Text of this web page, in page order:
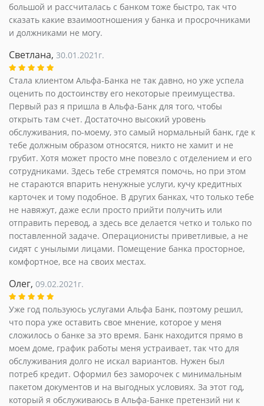
большой и рассчиталась с банком тоже быстро, так что
сказать какие взаимоотношения у банка и просрочниками
и должниками не могу.
Светлана, 30.01.2021г.
Стала клиентом Альфа-Банка не так давно, но уже успела
оценить по достоинству его некоторые преимущества.
Первый раз я пришла в Альфа-Банк для того, чтобы
открыть там счет. Достаточно высокий уровень
обслуживания, по-моему, это самый нормальный банк, где к
тебе должным образом относятся, никто не хамит и не
грубит. Хотя может просто мне повезло с отделением и его
сотрудниками. Здесь тебе стремятся помочь, но при этом
не стараются впарить ненужные услуги, кучу кредитных
карточек и тому подобное. В других банках, что только тебе
не навяжут, даже если просто прийти получить или
отправить перевод, а здесь все делается четко и только по
поставленной задаче. Операционисты приветливые, а не
сидят с унылыми лицами. Помещение банка просторное,
комфортное, все на своих местах.
Олег, 09.02.2021г.
Уже год пользуюсь услугами Альфа Банк, поэтому решил,
что пора уже оставить свое мнение, которое у меня
сложилось о банке за это время. Банк находится прямо в
моем доме, график работы меня устраивает, так что для
обслуживания долго не искал вариантов. Нужен был
потреб кредит. Оформил без заморочек с минимальным
пакетом документов и на выгодных условиях. За этот год,
который я обслуживаюсь в Альфа-Банке претензий ни к